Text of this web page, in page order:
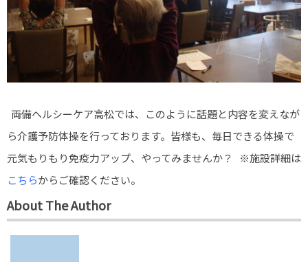
両備ヘルシーケア高松では、このように話題と内容を変えなが
ら介護予防体操を行っております。皆様も、毎日できる体操で
元気もりもり免疫力アップ、やってみませんか？ ※施設詳細は
こちらからご確認ください。
About The Author